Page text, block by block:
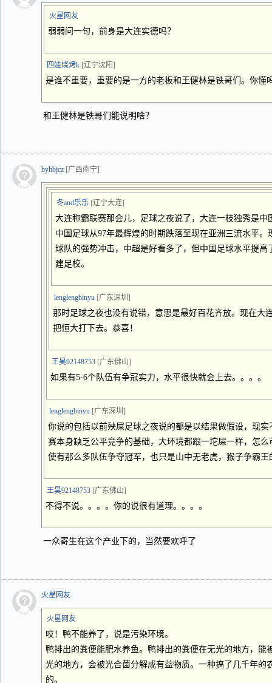
火星网友
弱弱问一句，前身是大连实德吗？
四娃烧烤k [辽宁沈阳]
是谁不重要，重要的是一方的老板和王健林是铁哥们。你懂
和王健林是铁哥们能说明啥？
byhbjcz [广西南宁]
冬and乐乐 [辽宁大连]
大连称霸联赛那会儿，足球之夜说了，大连一枝独秀是
中国足球从97年最辉煌的时期跌落至现在亚洲三流水平
球队的强势冲击，中超是好看多了，但中国足球水平提
建足校。
lenglengbinyu [广东深圳]
那时足球之夜也没有说错，意思是最好百花齐放。现在大
把恒大打下去。恭喜！
王昊92148753 [广东佛山]
如果有5-6个队伍有争冠实力，水平很快就会上去。。。。
lenglengbinyu [广东深圳]
你说的包括以前殃屎足球之夜说的都是以结果做假设，现
赛本身缺乏公平竞争的基础，大环境都跟一坨屎一样，怎
使有那么多队伍争夺冠军，也只是山中无老虎，猴子争霸王
王昊92148753 [广东佛山]
不得不说。。。。你的说很有道理。。。。
一众寄生在这个产业下的，当然要欢呼了
火星网友
火星网友
哎！鸭不能养了，说是污染环境。
鸭排出的粪便能肥水养鱼。鸭排出的粪便在无光的地方，能
光的地方，会被光合菌分解成有益物质。一种搞了几千年的
的。